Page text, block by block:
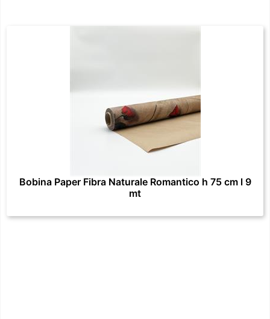
Bobina Paper Fibra Naturale Romantico h 75 cm l 9
mt